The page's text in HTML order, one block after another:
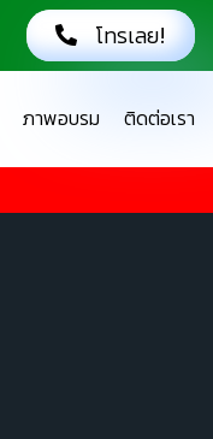
โทรเลย!
ภาพอบรม ติดต่อเรา